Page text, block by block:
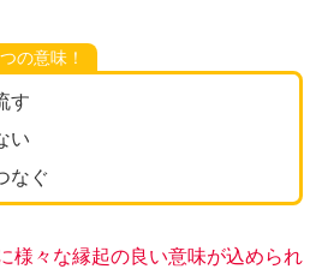
の意味！
す
い
なぐ
様々な縁起の良い意味が込められ